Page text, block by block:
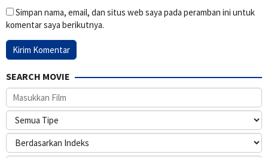
Simpan nama, email, dan situs web saya pada peramban ini untuk
komentar saya berikutnya.
SEARCH MOVIE